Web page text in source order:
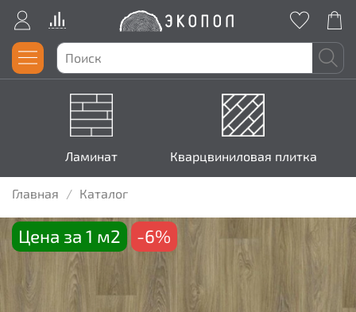
Ламинат Кварцвиниловая плитка
Главная Каталог
Цена за 1 м2 -6%